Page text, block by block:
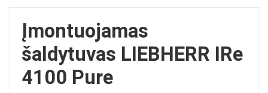
Įmontuojamas
šaldytuvas LIEBHERR IRe
4100 Pure